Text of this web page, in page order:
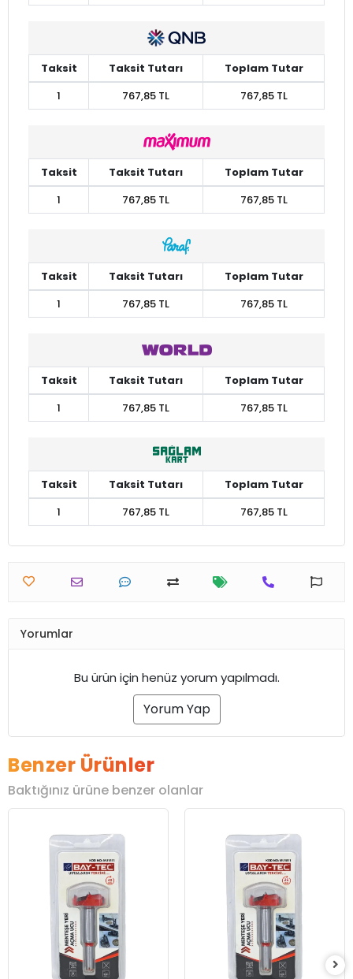
Taksit Taksit Tutarı
Toplam Tutar
1
767,85 TL 767,85 TL
Taksit Taksit Tutarı
Toplam Tutar
1
767,85 TL 767,85 TL
Taksit Taksit Tutarı
Toplam Tutar
1
767,85 TL 767,85 TL
Taksit Taksit Tutarı
Toplam Tutar
1
767,85 TL 767,85 TL
Taksit Taksit Tutarı
Toplam Tutar
1
767,85 TL 767,85 TL
Yorumlar
Bu ürün için henüz yorum yapılmadı.
Yorum Yap
Benzer Ürünler
Baktığınız ürüne benzer olanlar